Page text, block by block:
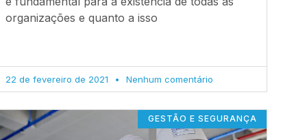
organizações e quanto a isso
22 de fevereiro de 2021 Nenhum comentário
GESTÃO E SEGURANÇA